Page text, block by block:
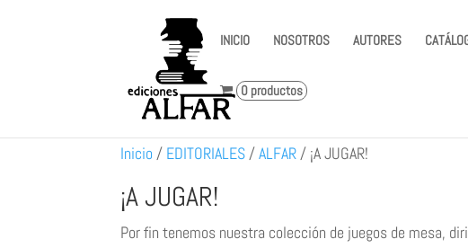
INICIO NOSOTROS AUTORES
0 productos
Inicio / EDITORIALES /ALFAR / ¡A JUGAR!
¡A JUGAR!
Por fin tenemos nuestra colección de juegos de mesa,